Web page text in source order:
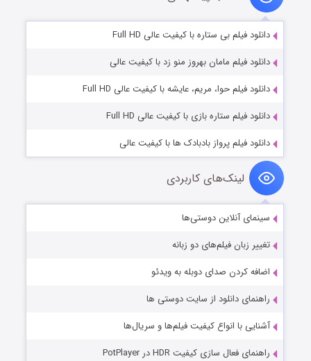
دانلود فیلم بی ستاره با کیفیت عالی Full HD
دانلود فیلم مامان بهروز منو زد با کیفیت عالی
دانلود فیلم حوا، مریم، عایشه با کیفیت عالی Full HD
دانلود فیلم ستاره بازی با کیفیت عالی Full HD
دانلود فیلم پرواز بادبادک ها با کیفیت عالی
لینک‌های کاربردی
سینمای آنلاین دوستی‌ها
تغییر زبان فیلم‌های دو زبانه
اضافه کردن صدای دوبله به ویدئو
راهنمای دانلود از سایت دوستی ها
آشنایی با انواع کیفیت فیلم‌ها و سریال‌ها
راهنمای فعال سازی کیفیت HDR در PotPlayer